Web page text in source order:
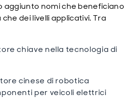
aggiunto nomi che beneficiano
dei livelli applicativi. Tra
chiave nella tecnologia di
cinese di robotica
per veicoli elettrici